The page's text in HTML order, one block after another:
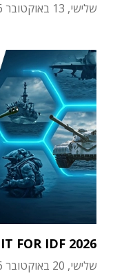
שלישי, 13 באוקטובר 2026
IT FOR IDF 2026
שלישי, 20 באוקטובר 2026